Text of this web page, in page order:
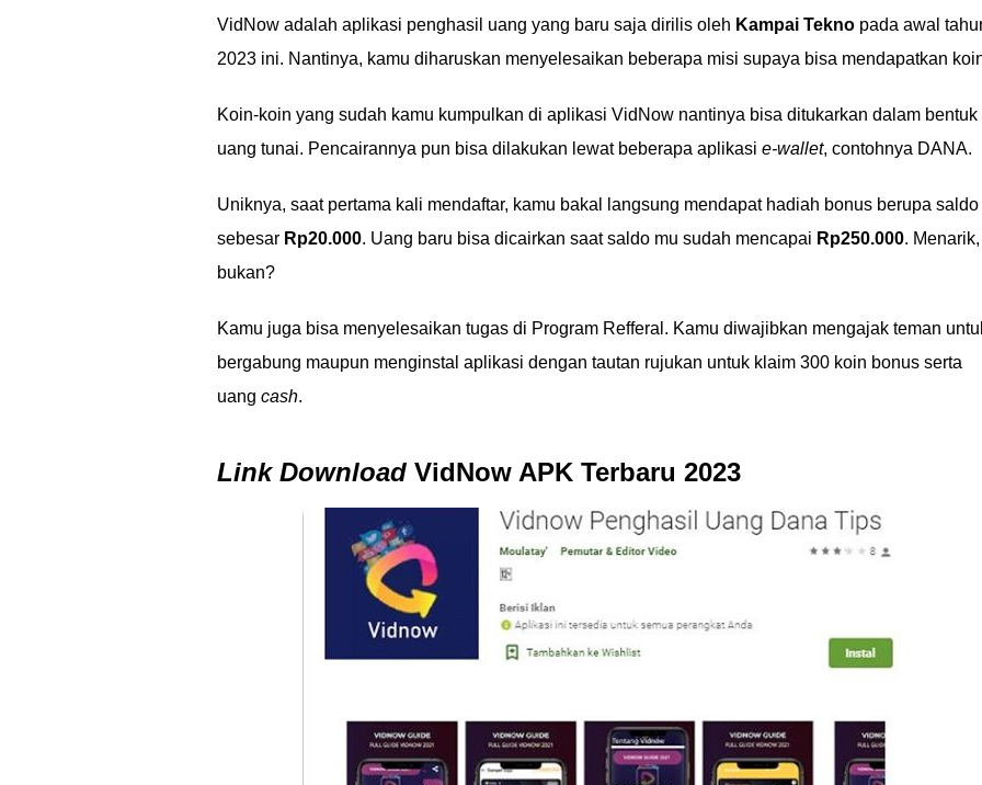
VidNow adalah aplikasi penghasil uang yang baru saja dirilis oleh Kampai Tekno pada awal
2023 ini. Nantinya, kamu diharuskan menyelesaikan beberapa misi supaya bisa mendapatkan
Koin-koin yang sudah kamu kumpulkan di aplikasi VidNow nantinya bisa ditukarkan dalam bentuk
uang tunai. Pencairannya pun bisa dilakukan lewat beberapa aplikasi e-wallet, contohnya DANA.
Uniknya, saat pertama kali mendaftar, kamu bakal langsung mendapat hadiah bonus berupa saldo
sebesar Rp20.000. Uang baru bisa dicairkan saat saldo mu sudah mencapai Rp250.000. Menarik,
bukan?
Kamu juga bisa menyelesaikan tugas di Program Refferal. Kamu diwajibkan mengajak teman
bergabung maupun menginstal aplikasi dengan tautan rujukan untuk klaim 300 koin bonus serta
uang cash.
Link Download VidNow APK Terbaru 2023